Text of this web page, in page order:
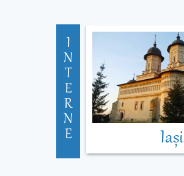
I
N
T
E
R
N
E
Iași